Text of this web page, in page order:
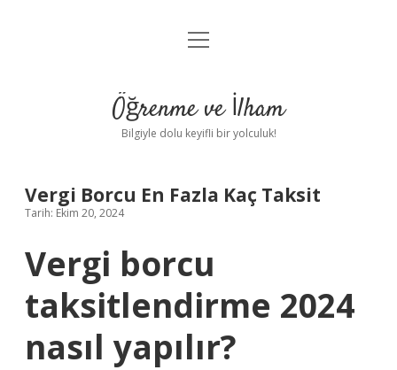
Anasayfa
Yasal Uyarı
menüyü
Öğrenme ve İlham
Bilgiyle dolu keyifli bir yolculuk!
Vergi Borcu En Fazla Kaç Taksit
Tarih: Ekim 20, 2024
Vergi borcu
taksitlendirme 2024
nasıl yapılır?